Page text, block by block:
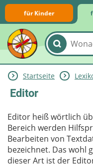
für Kinder
Internet-
Aktuelles
Startseite
Editor
Editor heiß wörtlich
Bereich werden
Bearbeiten von
bezeichnet. Das wohl
dieser Art ist der